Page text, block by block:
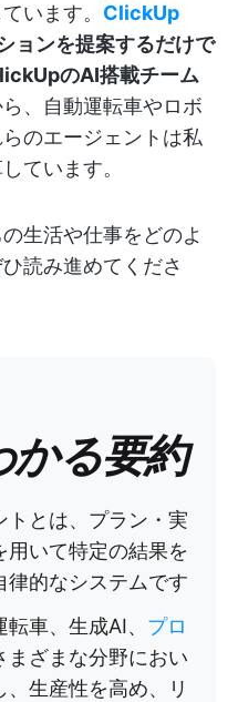
います。 ClickUp
ョンを提案するだけで
のAI搭載チーム
、自動運転車やロボ
のエージェントは私
ています。
生活や仕事をどのよ
読み進めてくださ
かる要約
トとは、プラン・実
いて特定の結果を
律的なシステムです
車、生成AI、 プロ
まざまな分野におい
生産性を高め、リ